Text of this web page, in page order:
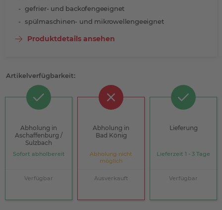
gefrier- und backofengeeignet
spülmaschinen- und mikrowellengeeignet
Produktdetails ansehen
Artikelverfügbarkeit:
Abholung in
Aschaffenburg /
Sulzbach
Sofort abholbereit
Verfügbar
Abholung in
Bad König
Abholung nicht
möglich
Ausverkauft
Lieferung
Lieferzeit 1 - 3 Tage
Verfügbar